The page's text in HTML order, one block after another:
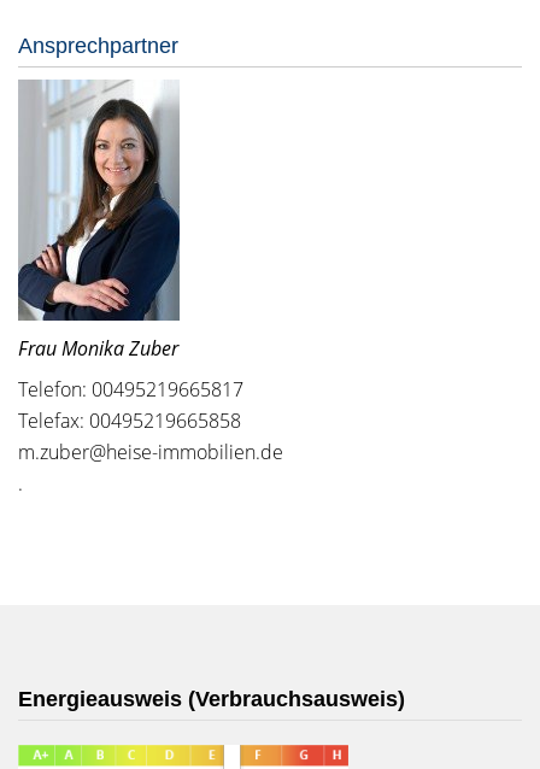
Ansprechpartner
Frau Monika Zuber
Telefon: 00495219665817
Telefax: 00495219665858
m.zuber@heise-immobilien.de
.
Energieausweis (Verbrauchsausweis)